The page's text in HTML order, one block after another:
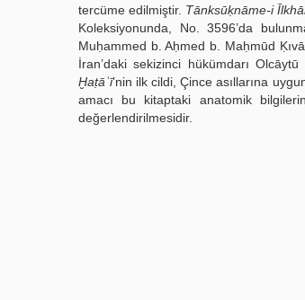
tercüme edilmiştir. Tānksūḳnāme-i
Koleksiyonunda, No. 3596’da
Muḥammed b. Aḥmed b. Maḥmūd
İran’daki sekizinci hükümdarı Olcāytū
Ḫaṭāʾī’nin ilk cildi, Çince asıllarına
amacı bu kitaptaki anatomik
değerlendirilmesidir.